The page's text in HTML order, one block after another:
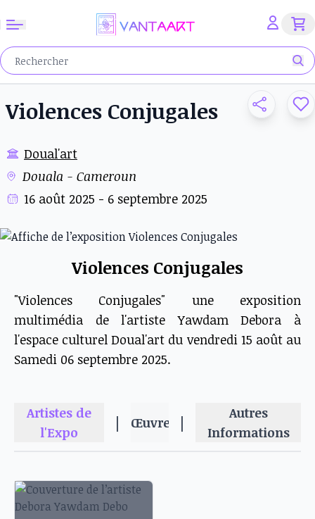
Violences Conjugales
Doual'art
Douala - Cameroun
16 août 2025 - 6 septembre 2025
Violences Conjugales
"Violences Conjugales" une exposition
multimédia de l'artiste Yawdam Debora à
l'espace culturel Doual'art du vendredi 15 août au
Samedi 06 septembre 2025.
Artistes de
l'Expo
| Œuvres |
Autres
Informations